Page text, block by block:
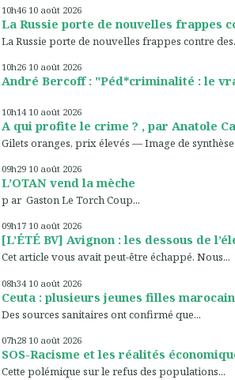
10h46 10 août 2026
La Russie porte de nouvelles frappes
La Russie porte de nouvelles frappes contre
10h26 10 août 2026
André Bercoff : "Péd*criminalité : le
10h14 10 août 2026
A qui profite le crime ? , par Anatole
Gilets oranges, prix élevés — Image de
09h29 10 août 2026
L’OTAN vend la mèche
p ar Gaston Le Torch Coup...
09h17 10 août 2026
[L’ÉTÉ BV] Avignon : les dessous de
Cet article vous avait peut-être échappé. Nous...
08h34 10 août 2026
Ceuta : plusieurs jeunes filles
Des sources sanitaires ont confirmé que...
07h28 10 août 2026
SOS-Racisme et les réalités
Cette polémique sur le refus des populations...